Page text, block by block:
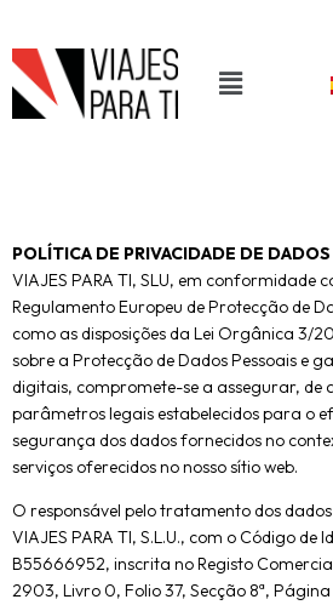
POLÍTICA DE PRIVACIDADE DE DADOS
VIAJES PARA TI, SLU, em conformidade
Regulamento Europeu de Protecção de
como as disposições da Lei Orgânica 3/
sobre a Protecção de Dados Pessoais e
digitais, compromete-se a assegurar, de
parâmetros legais estabelecidos para o
segurança dos dados fornecidos no
serviços oferecidos no nosso sítio web.
O responsável pelo tratamento dos
VIAJES PARA TI, S.L.U., com o Código de
B55666952, inscrita no Registo
2903, Livro 0, Folio 37, Secção 8ª, Página